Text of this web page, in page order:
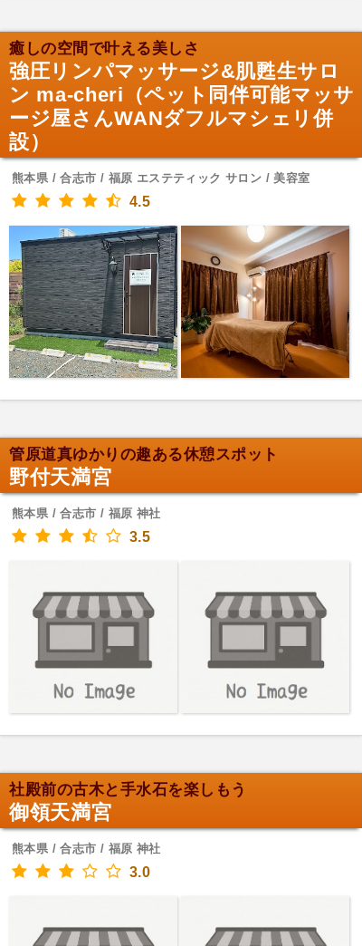
癒しの空間で叶える美しさ
強圧リンパマッサージ&肌甦生サロ
ン ma-cheri（ペット同伴可能マッサ
ージ屋さんWANダフルマシェリ併
設）
熊本県 / 合志市 / 福原 エステティック サロン / 美容室
4.5
管原道真ゆかりの趣ある休憩スポット
野付天満宮
熊本県 / 合志市 / 福原 神社
3.5
社殿前の古木と手水石を楽しもう
御領天満宮
熊本県 / 合志市 / 福原 神社
3.0